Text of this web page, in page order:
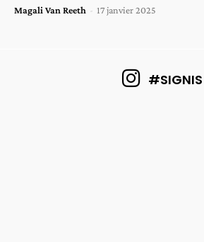
Magali Van Reeth - 17 janvier 2025
#SIGNIS